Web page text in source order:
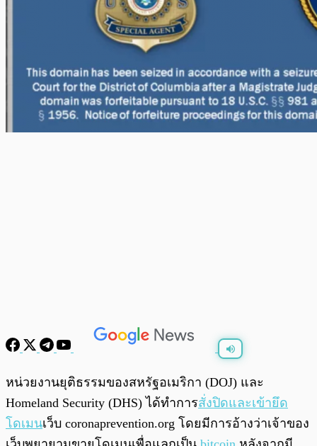
พร้อมเล่น
หน่วยงานยุติธรรมของสหรัฐอเมริกา (DOJ) และ
Homeland Security (DHS) ได้ทำการสั่งปิดและเข้ายึด
โดเมนเว็บ coronaprevention.org โดยมีการอ้างว่าเจ้าของ